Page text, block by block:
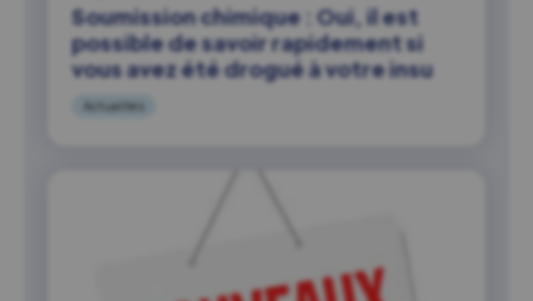
Soumission chimique : Oui, il est
possible de savoir rapidement si
vous avez été drogué à votre insu
Actualités